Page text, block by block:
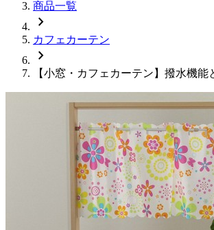
商品一覧
chevron_right
カフェカーテン
chevron_right
【小窓・カフェカーテン】撥水機